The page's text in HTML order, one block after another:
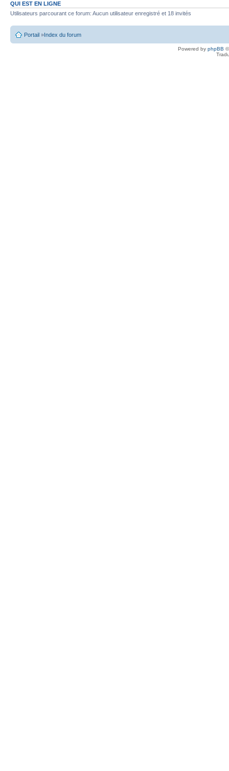
QUI EST EN LIGNE
Utilisateurs parcourant ce forum: Aucun utilisateur enregistré et 18 invités
Portail »Index du forum
Powered by phpBB